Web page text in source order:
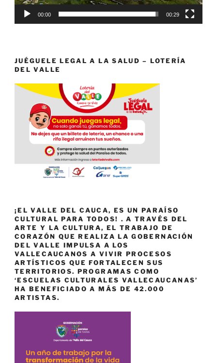
00:00 00:29
JUÉGUELE LEGAL A LA SALUD – LOTERÍA
DEL VALLE
¡EL VALLE DEL CAUCA, ES UN PARAÍSO
CULTURAL PARA TODOS! . A TRAVÉS DEL
ARTE Y LA CULTURA, EL TRABAJO DE
CORAZÓN QUE REALIZA LA GOBERNACIÓN
DEL VALLE IMPULSA A LOS
VALLECAUCANOS A VIVIR PROCESOS
ARTÍSTICOS QUE FORTALECEN SUS
TERRITORIOS. PROGRAMAS COMO
‘ESCUELAS CULTURALES VALLECAUCANAS’
HA BENEFICIADO A MÁS DE 42.000
ARTISTAS.